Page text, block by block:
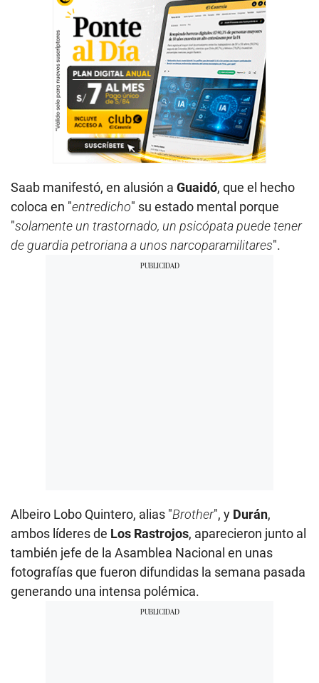
Saab manifestó, en alusión a Guaidó, que el hecho
coloca en "entredicho" su estado mental porque
"solamente un trastornado, un psicópata puede tener
de guardia petroriana a unos narcoparamilitares".
Albeiro Lobo Quintero, alias "Brother", y Durán,
ambos líderes de Los Rastrojos, aparecieron junto al
también jefe de la Asamblea Nacional en unas
fotografías que fueron difundidas la semana pasada
generando una intensa polémica.